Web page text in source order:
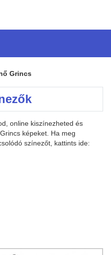
Grincs
online kiszínezheted és
képeket. Ha meg
színezőt, kattints ide: